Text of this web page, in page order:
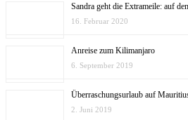
Sandra geht die Extrameile: auf
16. Februar 2020
Anreise zum Kilimanjaro
6. September 2019
Überraschungsurlaub auf
2. Juni 2019